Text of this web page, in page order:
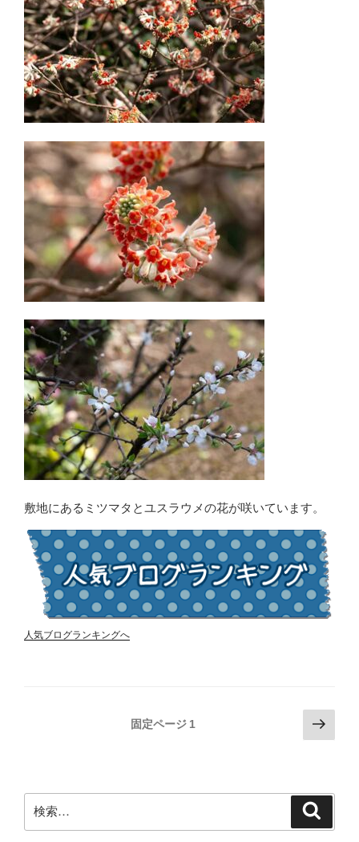
敷地にあるミツマタとユスラウメの花が咲いています。
人気ブログランキングへ
ー
ジ
固定ページ 1
次
の
ジ
索: